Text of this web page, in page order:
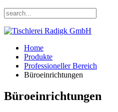
Home
Produkte
Professioneller Bereich
Büroeinrichtungen
Büroeinrichtungen